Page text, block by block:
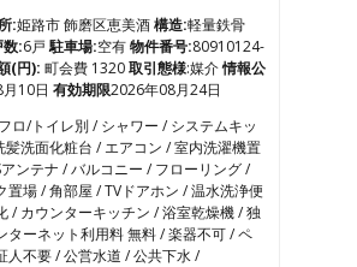
6
7
8
9
11
12
13
14
15
16
:姫路市 飾磨区恵美酒構造:軽量鉄骨
数:6戸駐車場:空有物件番号:80910124-
(円): 町会費 1320取引態様:媒介情報公
10日 有効期限2026年08月24日
フロ/トイレ別 / シャワー / システムキッ
髪洗面化粧台 / エアコン / 室内洗濯機置
ンテナ / バルコニー / フローリング /
置場 / 角部屋 / TVドアホン / 温水洗浄便
/ カウンターキッチン / 浴室乾燥機 / 独
ターネット利用料 無料 / 楽器不可 / ペ
人不要 / 公営水道 / 公共下水 /